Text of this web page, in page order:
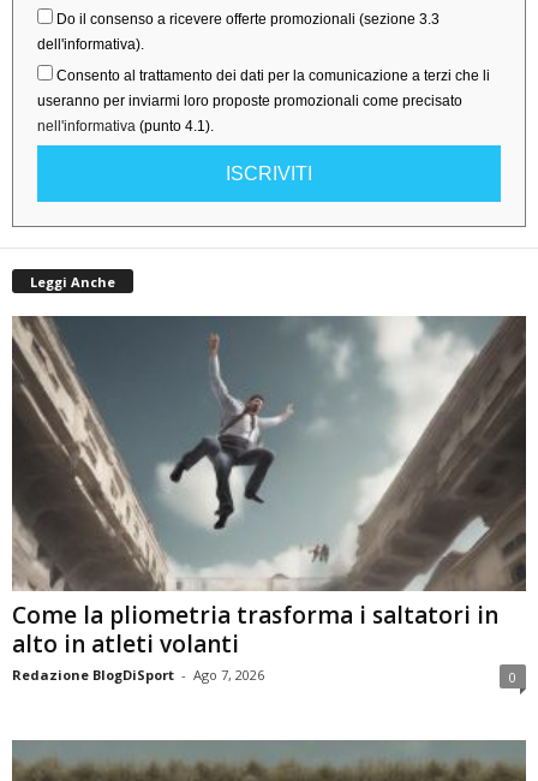
Do il consenso a ricevere offerte promozionali (sezione 3.3
dell'informativa).
Consento al trattamento dei dati per la comunicazione a terzi che li
useranno per inviarmi loro proposte promozionali come precisato
nell'informativa (punto 4.1).
ISCRIVITI
Leggi Anche
Come la pliometria trasforma i saltatori in
alto in atleti volanti
Redazione BlogDiSport - Ago 7, 2026 0